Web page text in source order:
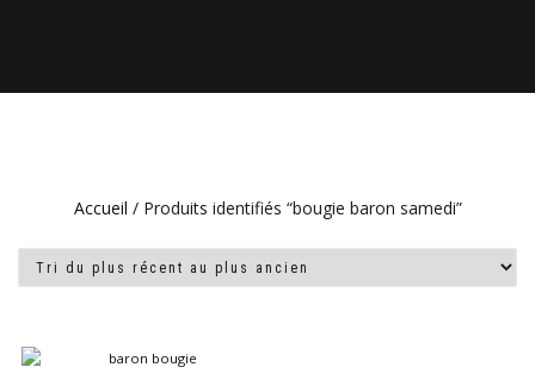
Accueil / Produits identifiés “bougie baron samedi”